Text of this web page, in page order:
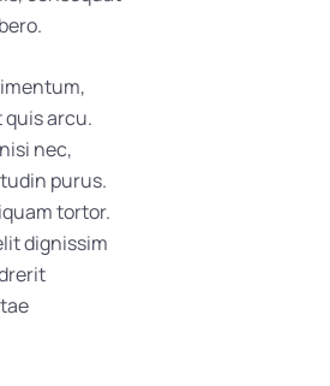
arcu.
nec,
purus.
tortor.
dignissim